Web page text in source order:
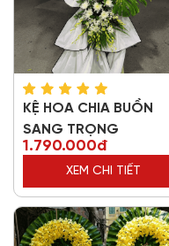
KỆ HOA CHIA BUỒN
SANG TRỌNG
1.790.000đ
XEM CHI TIẾT